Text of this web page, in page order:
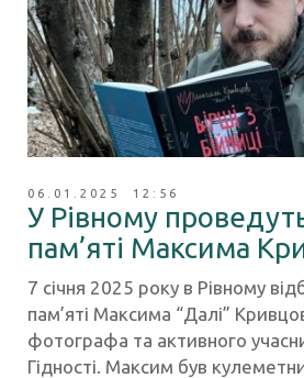
06.01.2025 12:56
У Рівному
пам’яті Максима
7 січня 2025 року в Рівному
пам’яті Максима “Далі”
фотографа та активного
Гідності. Максим був